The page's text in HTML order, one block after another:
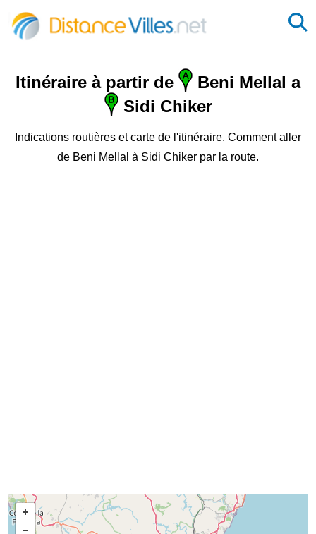
Itinéraire à partir de
Beni Mellal a
Sidi Chiker
Indications routières et carte de l'itinéraire. Comment aller
de Beni Mellal à Sidi Chiker par la route.